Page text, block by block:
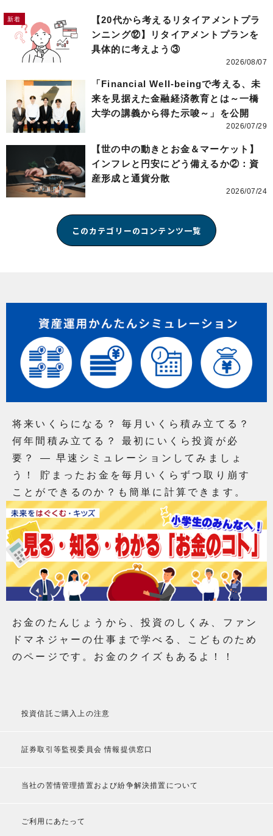
【20代から考えるリタイアメントプラ
ンニング⑫】リタイアメントプランを
具体的に考えよう③
2026/08/07
「Financial Well-beingで考える、未
来を見据えた金融経済教育とは～一橋
大学の講義から得た示唆～」を公開
2026/07/29
【世の中の動きとお金＆マーケット】
インフレと円安にどう備えるか②：資
産形成と通貨分散
2026/07/24
このカテゴリーのコンテンツ一覧
将来いくらになる？ 毎月いくら積み立てる？
何年間積み立てる？ 最初にいくら投資が必
要？ ― 早速シミュレーションしてみましょ
う！ 貯まったお金を毎月いくらずつ取り崩す
ことができるのか？も簡単に計算できます。
お金のたんじょうから、投資のしくみ、ファン
ドマネジャーの仕事まで学べる、こどものため
のページです。お金のクイズもあるよ！！
投資信託ご購入上の注意
証券取引等監視委員会 情報提供窓口
当社の苦情管理措置および紛争解決措置について
ご利用にあたって